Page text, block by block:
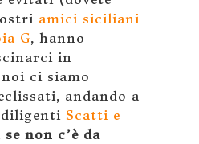
amici siciliani
G, hanno
in
ci siamo
andando a
diligenti Scatti e
se non c’è da